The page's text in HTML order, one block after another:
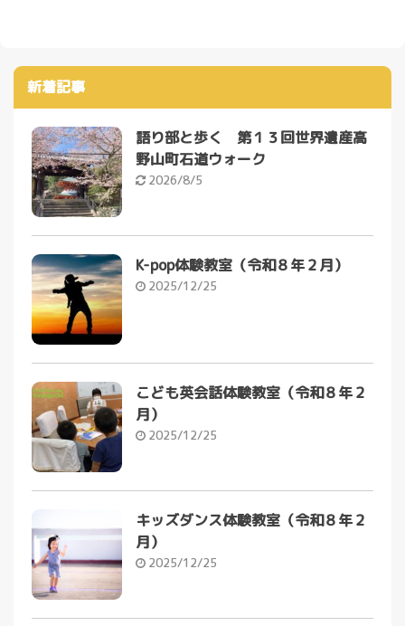
新着記事
語り部と歩く 第１３回世界遺産高
野山町石道ウォーク
2026/8/5
K-pop体験教室（令和８年２月）
2025/12/25
こども英会話体験教室（令和８年２
月）
2025/12/25
キッズダンス体験教室（令和８年２
月）
2025/12/25